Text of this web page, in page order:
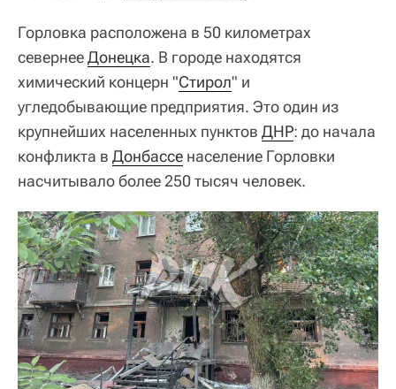
Горловка расположена в 50 километрах
севернееДонецка. В городе находятся
химический концерн "Стирол" и
угледобывающие предприятия. Это один из
крупнейших населенных пунктов ДНР: до начала
конфликта в Донбассе население Горловки
насчитывало более 250 тысяч человек.